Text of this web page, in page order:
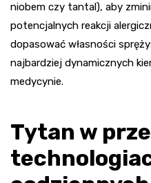
niobem czy tantal), aby
potencjalnych reakcji
dopasować własności
najbardziej dynamicznych
medycynie.
Tytan w